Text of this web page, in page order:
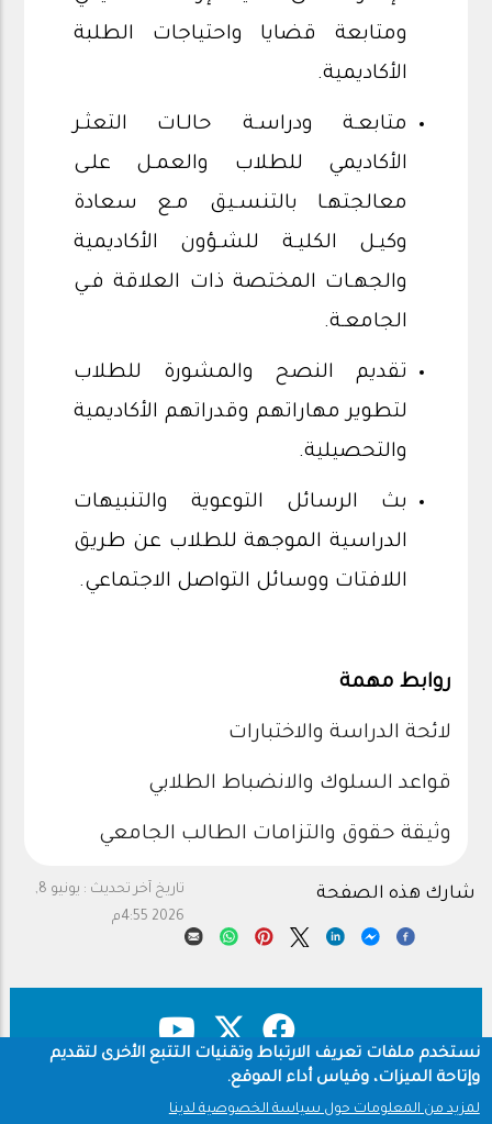
ومتابعة قضايا واحتياجات الطلبة
الأكاديمية.
متابعـة ودراسـة حالـات التعثـر
الأكاديمي للطلاب والعمـل علـى
معالجتهـا بالتنسـيق مـع سعادة
وكيـل الكليـة للشـؤون الأكاديمية
والجهـات المختصة ذات العلاقة فـي
الجامعـة.
تقديم النصح والمشورة للطلاب
لتطوير مهاراتهم وقدراتهم الأكاديمية
والتحصيلية.
بث الرسائل التوعوية والتنبيهات
الدراسية الموجهة للطلاب عن طريق
اللافتات ووسائل التواصل الاجتماعي.
روابط مهمة
لائحة الدراسة والاختبارات
قواعد السلوك والانضباط الطلابي
وثيقة حقوق والتزامات الطالب الجامعي
تاريخ آخر تحديث :
يونيو 8,
2026 4:55م
شارك هذه الصفحة
Footer
نستخدم ملفات تعريف الارتباط وتقنيات التتبع الأخرى لتقديم
وإتاحة الميزات، وقياس أداء الموقع.
لمزيد من المعلومات حول سياسة الخصوصية لدينا